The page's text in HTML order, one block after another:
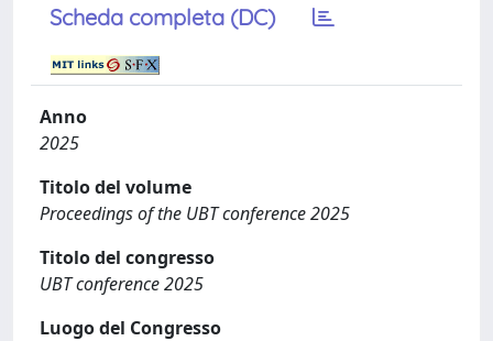
Scheda completa (DC)
Anno
2025
Titolo del volume
Proceedings of the UBT conference 2025
Titolo del congresso
UBT conference 2025
Luogo del Congresso